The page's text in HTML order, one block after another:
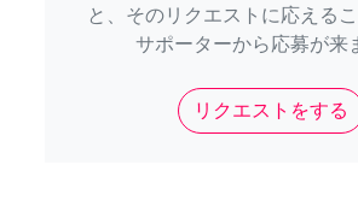
と、そのリクエストに応える
サポーターから応募が来
リクエストをする